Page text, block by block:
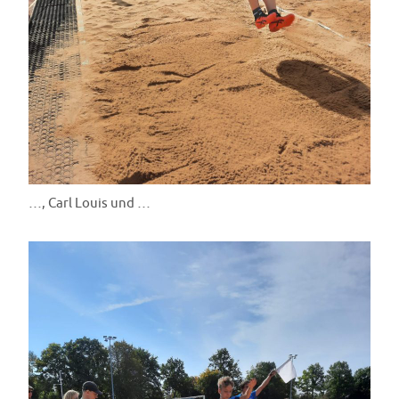
…, Carl Louis und …